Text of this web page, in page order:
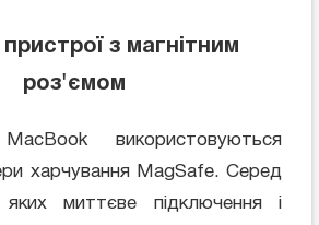
з магнітним
роз'ємом
використовуються
харчування MagSafe. Серед
яких миттєве підключення і